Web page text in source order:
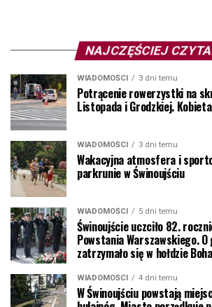
NAJCZĘŚCIEJ
WIADOMOŚCI 3 dni temu
Potrącenie rowerzystki na
Listopada i Grodzkiej.
WIADOMOŚCI 3 dni temu
Wakacyjna atmosfera i
parkrunie w Świnoujściu
WIADOMOŚCI 5 dni temu
Świnoujście uczciło 82.
Powstania Warszawskiego. O
zatrzymało się w hołdzie
WIADOMOŚCI 4 dni temu
W Świnoujściu powstają